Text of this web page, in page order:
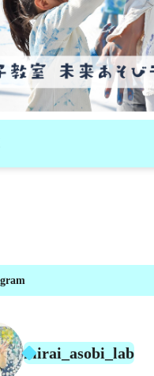
mirai_asobi_lab